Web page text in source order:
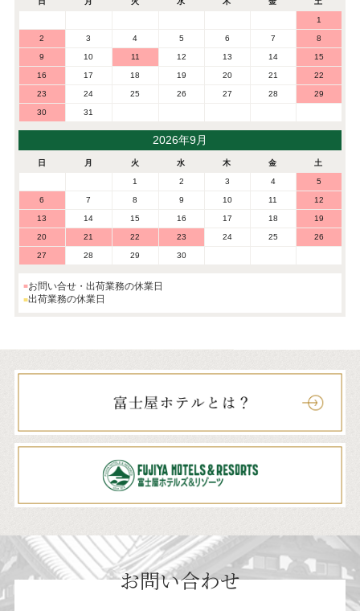
1
2 3 4 5 6 7 8
9 10 11 12 13 14 15
16 17 18 19 20 21 22
23 24 25 26 27 28 29
30 31
2026年9月
日 月 火 水 木 金 土
1 2 3 4 5
6 7 8 9 10 11 12
13 14 15 16 17 18 19
20 21 22 23 24 25 26
27 28 29 30
お問い合せ・出荷業務の休業日
出荷業務の休業日
お問い合わせ